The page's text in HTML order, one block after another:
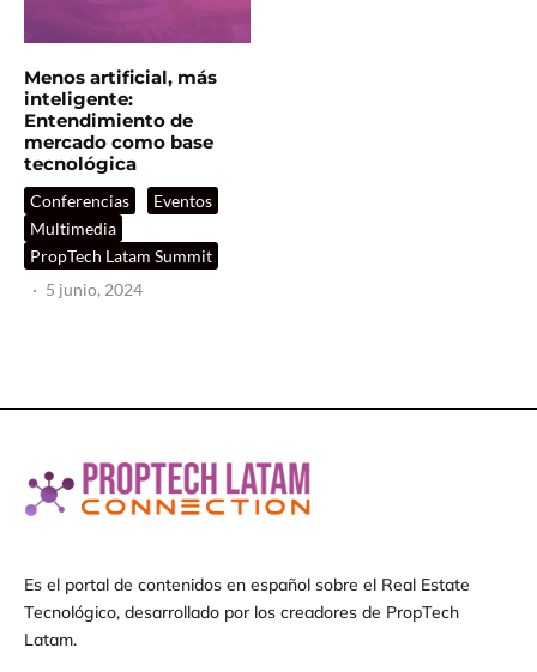
Menos artificial, más
inteligente:
Entendimiento de
mercado como base
tecnológica
Conferencias
Eventos
Multimedia
PropTech Latam Summit
· 5 junio, 2024
Es el portal de contenidos en español sobre el Real Estate
Tecnológico, desarrollado por los creadores de PropTech
Latam.